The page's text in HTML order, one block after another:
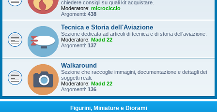
chiedere consigli su quali kit acquistare.
Moderatore: microciccio
Argomenti: 438
Tecnica e Storia dell'Aviazione
Sezione dedicata ad articoli di tecnica e di storia dell'aviazione.
Moderatore: Madd 22
Argomenti: 137
Walkaround
Sezione che raccoglie immagini, documentazione e dettagli dei
soggetti reali.
Moderatore: Madd 22
Argomenti: 136
Figurini, Miniature e Diorami